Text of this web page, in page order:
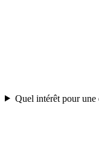
Quel intérêt pour une